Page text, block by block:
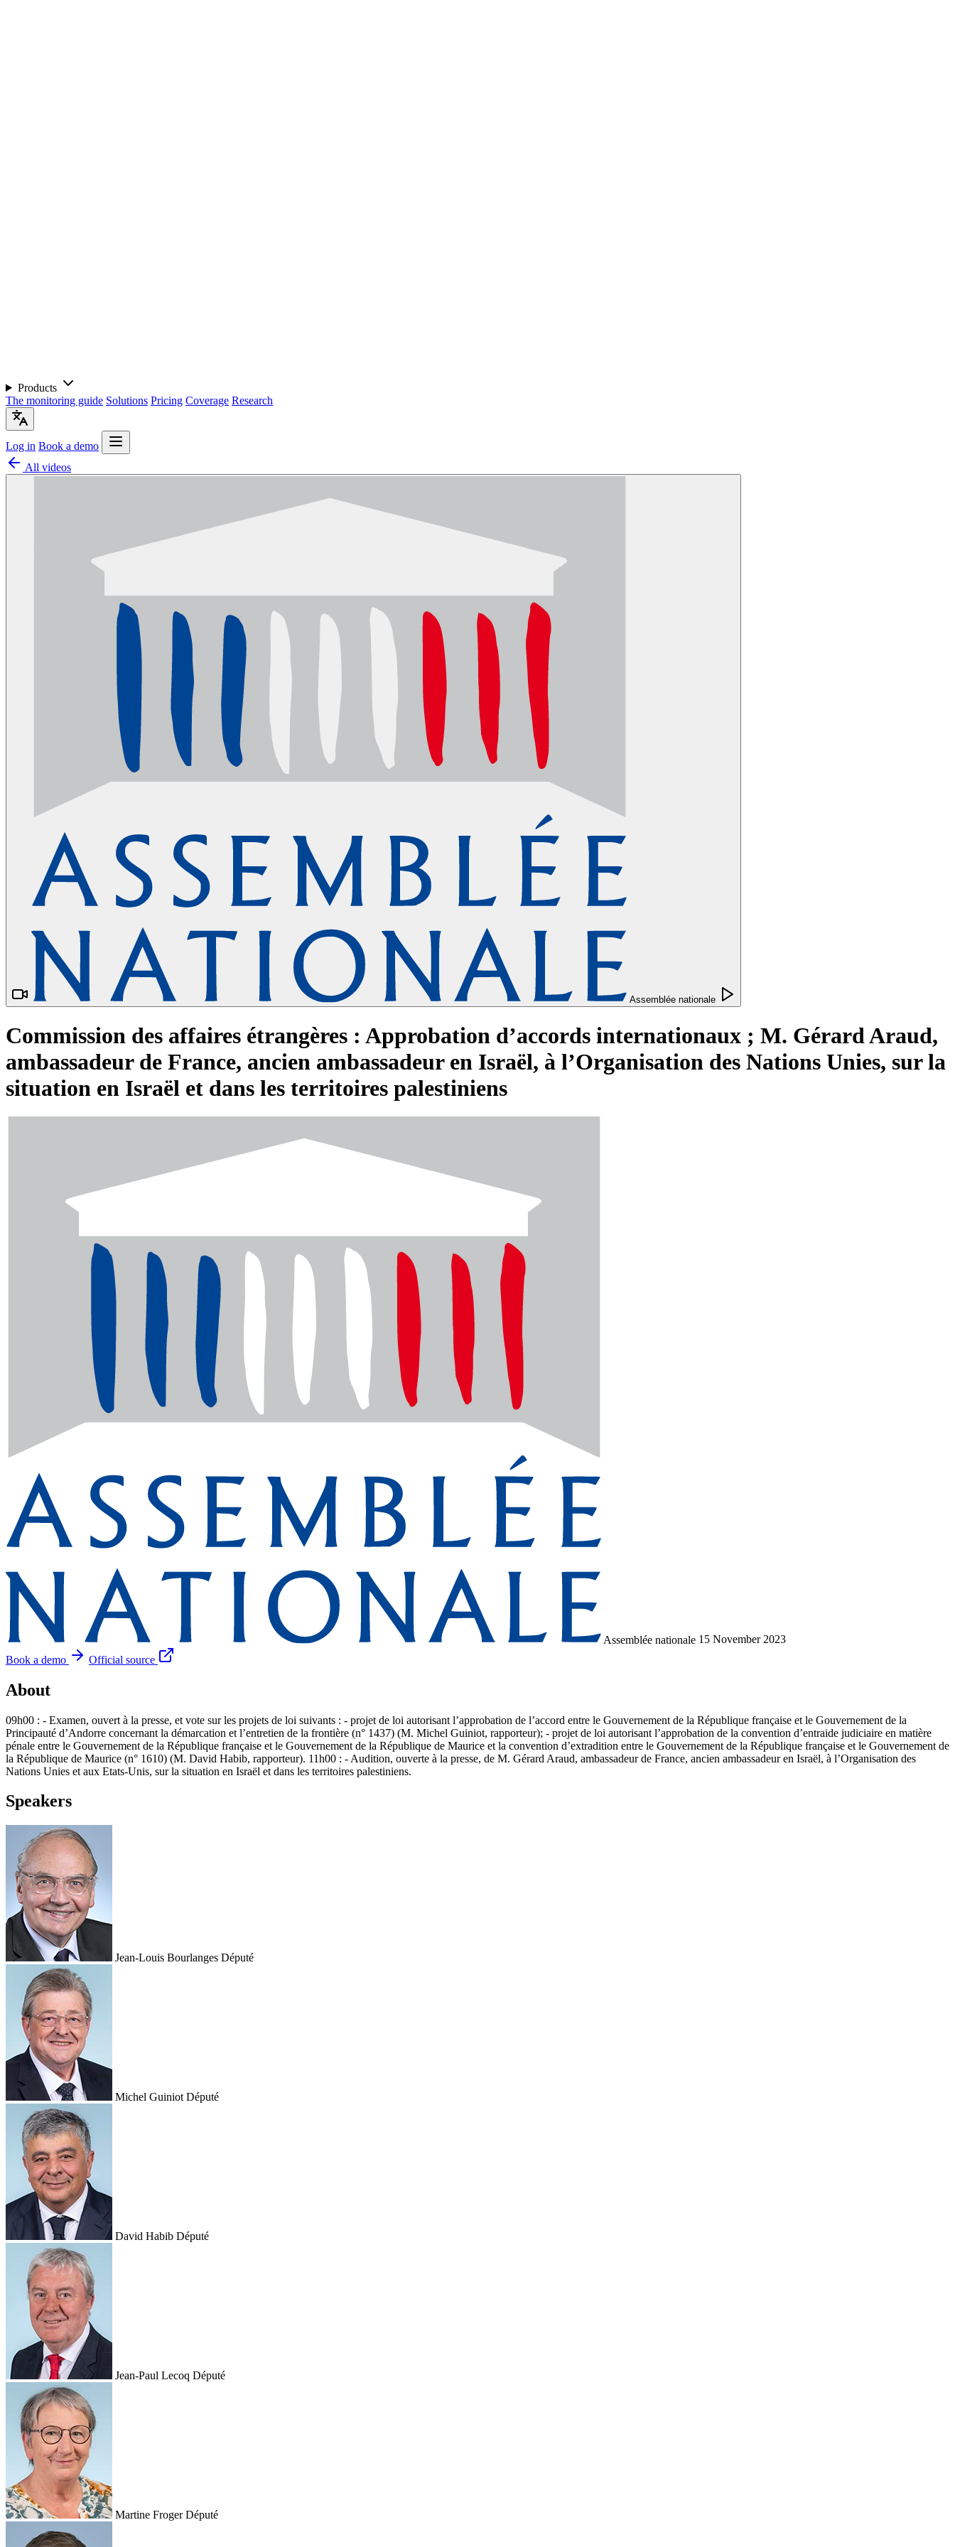
Products
The monitoring guide Solutions Pricing Coverage Research
Log in Book a demo
All videos
Assemblée nationale
Commission des affaires étrangères : Approbation d’accords internationaux ; M. Gérard Araud,
ambassadeur de France, ancien ambassadeur en Israël, à l’Organisation des Nations Unies, sur la
situation en Israël et dans les territoires palestiniens
Assemblée nationale 15 November 2023
Book a demo
Official source
About
09h00 : - Examen, ouvert à la presse, et vote sur les projets de loi suivants : - projet de loi autorisant l’approbation de l’accord entre le Gouvernement de la République française et le Gouvernement de la
Principauté d’Andorre concernant la démarcation et l’entretien de la frontière (n° 1437) (M. Michel Guiniot, rapporteur); - projet de loi autorisant l’approbation de la convention d’entraide judiciaire en matière
pénale entre le Gouvernement de la République française et le Gouvernement de la République de Maurice et la convention d’extradition entre le Gouvernement de la République française et le Gouvernement de
la République de Maurice (n° 1610) (M. David Habib, rapporteur). 11h00 : - Audition, ouverte à la presse, de M. Gérard Araud, ambassadeur de France, ancien ambassadeur en Israël, à l’Organisation des
Nations Unies et aux Etats-Unis, sur la situation en Israël et dans les territoires palestiniens.
Speakers
Jean-Louis Bourlanges Député
Michel Guiniot Député
David Habib Député
Jean-Paul Lecoq Député
Martine Froger Député